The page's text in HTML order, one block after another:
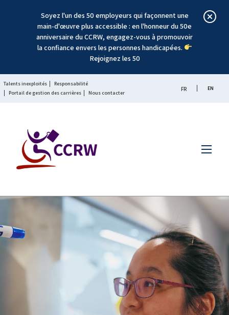
Soyez l'un des 50 employeurs qui façonnent une
main-d'œuvre plus accessible : en l'honneur du 50e
anniversaire du CCRW, engagez-vous à promouvoir
la confiance envers les personnes handicapées.
Rejoignez les 50
Talents inexploités
Responsabilité
Portail de gestion des carrières
Nous contacter
FR EN
Menu